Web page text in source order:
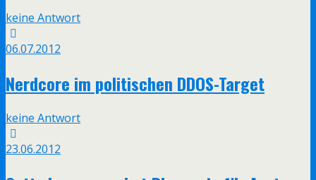
keine Antwort
06.07.2012
Nerdcore im politischen DDOS-Target
keine Antwort
23.06.2012